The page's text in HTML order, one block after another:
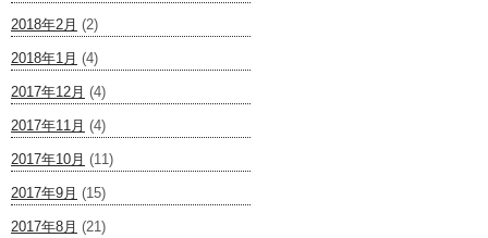
2018年2月 (2)
2018年1月 (4)
2017年12月 (4)
2017年11月 (4)
2017年10月 (11)
2017年9月 (15)
2017年8月 (21)